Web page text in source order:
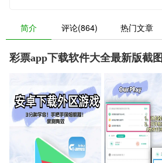
简介 评论(864) 热门文章
彩票app下载软件大全最新版截图